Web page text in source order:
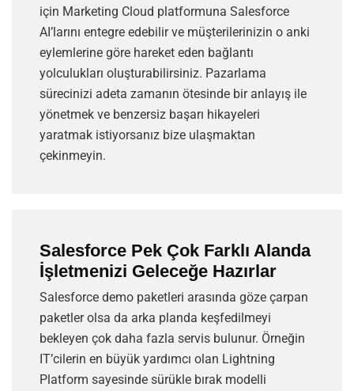
için Marketing Cloud platformuna Salesforce
AI’larını entegre edebilir ve müşterilerinizin o anki
eylemlerine göre hareket eden bağlantı
yolculukları oluşturabilirsiniz. Pazarlama
sürecinizi adeta zamanın ötesinde bir anlayış ile
yönetmek ve benzersiz başarı hikayeleri
yaratmak istiyorsanız bize ulaşmaktan
çekinmeyin.
Salesforce Pek Çok Farklı Alanda
İşletmenizi Geleceğe Hazırlar
Salesforce demo paketleri arasında göze çarpan
paketler olsa da arka planda keşfedilmeyi
bekleyen çok daha fazla servis bulunur. Örneğin
IT’cilerin en büyük yardımcı olan Lightning
Platform sayesinde sürükle bırak modelli